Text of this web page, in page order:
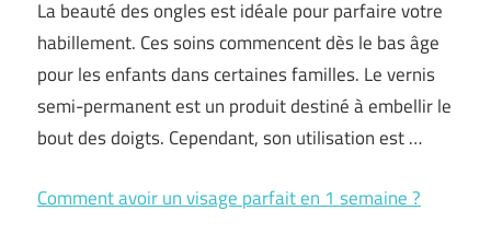
La beauté des ongles est idéale pour parfaire votre
habillement. Ces soins commencent dès le bas âge
pour les enfants dans certaines familles. Le vernis
semi-permanent est un produit destiné à embellir le
bout des doigts. Cependant, son utilisation est …
Comment avoir un visage parfait en 1 semaine ?